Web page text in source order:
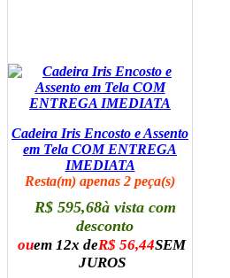
Cadeira Iris Encosto e Assento
em Tela COM ENTREGA
IMEDIATA
Resta(m) apenas 2 peça(s)
R$ 595,68à vista com
desconto
ouem 12x deR$ 56,44SEM
JUROS